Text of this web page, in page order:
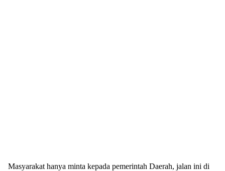
Masyarakat hanya minta kepada pemerintah Daerah, jalan ini di